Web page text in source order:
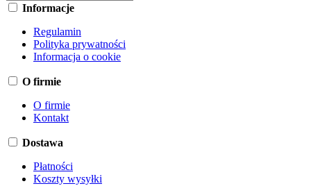
Informacje
Regulamin
Polityka prywatności
Informacja o cookie
O firmie
O firmie
Kontakt
Dostawa
Płatności
Koszty wysyłki